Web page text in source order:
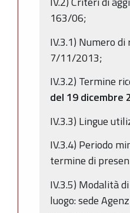
163/06;
IV.3.1) Numero
7/11/2013;
IV.3.2) Termine
del 19 dicembre
IV.3.3) Lingue
IV.3.4) Periodo
termine di
IV.3.5) Modalità
luogo: sede